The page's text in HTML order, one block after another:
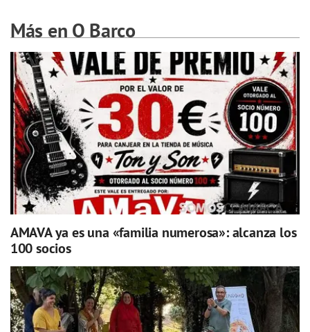
Más en O Barco
AMAVA ya es una «familia numerosa»: alcanza los
100 socios